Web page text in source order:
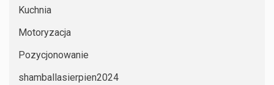
Kuchnia
Motoryzacja
Pozycjonowanie
shamballasierpien2024